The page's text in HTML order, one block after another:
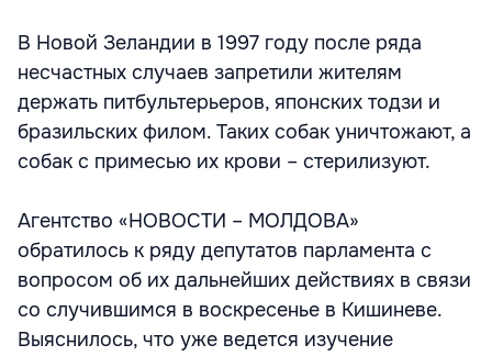
В Новой Зеландии в 1997 году после ряда
несчастных случаев запретили жителям
держать питбультерьеров, японских тодзи и
бразильских филом. Таких собак уничтожают, а
собак с примесью их крови – стерилизуют.
Агентство «НОВОСТИ – МОЛДОВА»
обратилось к ряду депутатов парламента с
вопросом об их дальнейших действиях в связи
со случившимся в воскресенье в Кишиневе.
Выяснилось, что уже ведется изучение